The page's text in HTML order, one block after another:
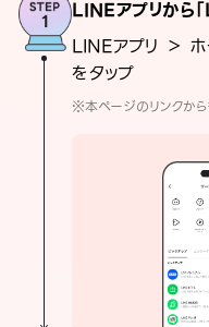
LINEアプリから
LINEアプリ ＞
をタップ
※本ページのリンクか